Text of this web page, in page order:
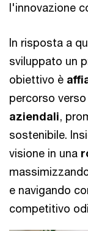
l'innovazione
In risposta a
sviluppato un
obiettivo è
percorso
aziendali,
sostenibile.
visione in una
e navigando
competitivo